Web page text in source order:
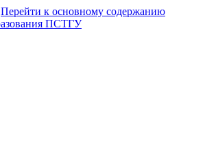
Перейти к основному содержанию